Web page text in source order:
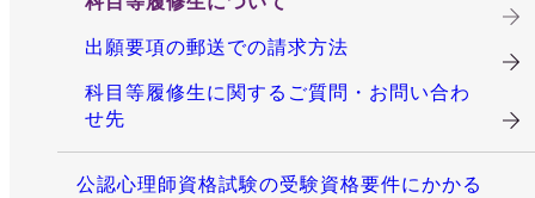
出願要項の郵送での請求方法
科目等履修生に関するご質問・お問い合わ
せ先
公認心理師資格試験の受験資格要件にかかる